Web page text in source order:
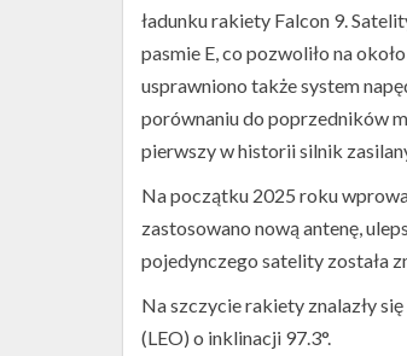
ładunku rakiety Falcon 9.
pasmie E, co pozwoliło na
usprawniono także system
porównaniu do poprzedników
pierwszy w historii silnik
Na początku 2025 roku
zastosowano nową antenę,
pojedynczego satelity została
Na szczycie rakiety znalazły
(LEO) o inklinacji 97.3°.